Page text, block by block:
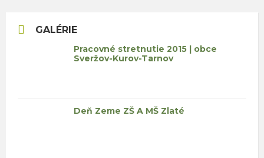
GALÉRIE
Pracovné stretnutie 2015 | obce
Sveržov-Kurov-Tarnov
Deň Zeme ZŠ A MŠ Zlaté